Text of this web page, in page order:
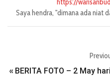
Saya hendra, "dimana ada niat
« BERITA FOTO – 2 May